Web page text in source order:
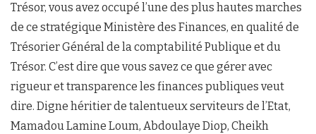
Trésor, vous avez occupé l’une des plus hautes marches
de ce stratégique Ministère des Finances, en qualité de
Trésorier Général de la comptabilité Publique et du
Trésor. C’est dire que vous savez ce que gérer avec
rigueur et transparence les finances publiques veut
dire. Digne héritier de talentueux serviteurs de l’Etat,
Mamadou Lamine Loum, Abdoulaye Diop, Cheikh